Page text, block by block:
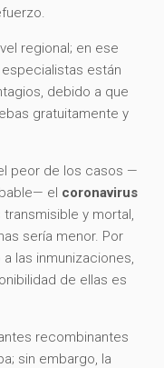
regional; en ese
están
debido a que
gratuitamente y
peor de los casos —
el coronavirus
y mortal,
sería menor. Por
las inmunizaciones,
de ellas es
recombinantes
sin embargo, la